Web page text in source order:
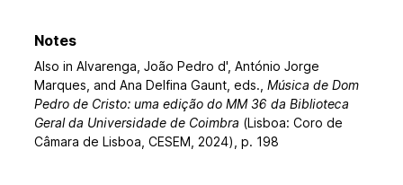
Notes
Also in Alvarenga, João Pedro d', António Jorge
Marques, and Ana Delfina Gaunt, eds.,Música de Dom
Pedro de Cristo: uma edição do MM 36 da Biblioteca
Geral da Universidade de Coimbra (Lisboa: Coro de
Câmara de Lisboa, CESEM, 2024), p. 198